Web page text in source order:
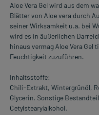
Aloe Vera Gel wird aus dem
Blätter von Aloe vera durch
seiner Wirksamkeit u.a. bei
wird es in äußerlichen
hinaus vermag Aloe Vera
Feuchtigkeit zuzuführen.
Inhaltsstoffe:
Chili-Extrakt, Wintergrünöl,
Glycerin. Sonstige
Cetylstearylalkohol.